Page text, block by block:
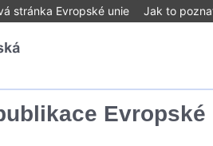
stránka Evropské unie Jak to
Evropské